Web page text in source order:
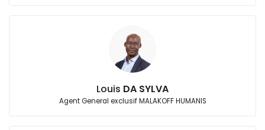
Louis DA SYLVA
Agent General exclusif MALAKOFF HUMANIS